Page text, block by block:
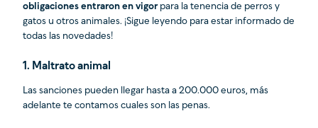
obligaciones entraron en vigor para la tenencia de perros y
gatos u otros animales. ¡Sigue leyendo para estar informado de
todas las novedades!
1. Maltrato animal
Las sanciones pueden llegar hasta a 200.000 euros, más
adelante te contamos cuales son las penas.